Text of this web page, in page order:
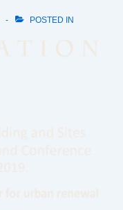
POSTED IN